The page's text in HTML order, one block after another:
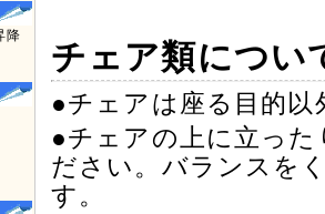
降
チェア類につい
●チェアは座る目的
●チェアの上に立っ
ださい。バランスを
す。